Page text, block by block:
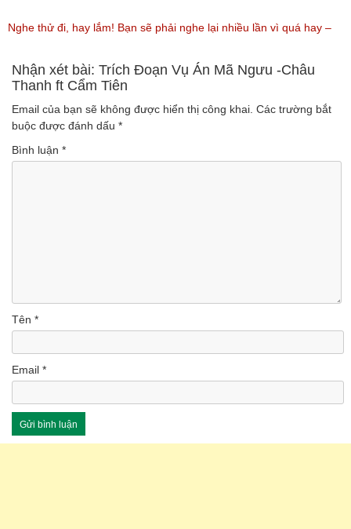
(Lượt nghe: 99)
Vàng Trữ Tình Hay Nhất 2018
(Lượt nghe: 75)
Nghe thử đi, hay lắm! Bạn sẽ phải nghe lại nhiều lần vì quá hay –
Nhạc miền Tây đặc sắc
(Lượt nghe: 46)
Nhận xét bài: Trích Đoạn Vụ Án Mã Ngưu -Châu
Thanh ft Cẩm Tiên
Email của bạn sẽ không được hiển thị công khai. Các trường bắt
buộc được đánh dấu *
Bình luận *
Tên *
Email *